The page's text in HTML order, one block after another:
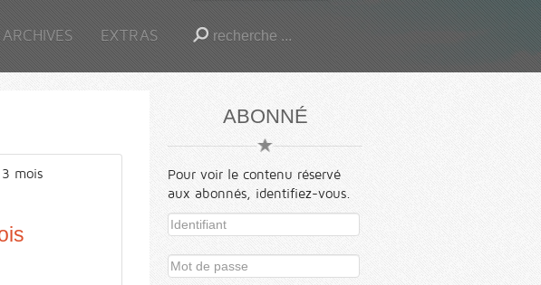
ARCHIVES EXTRAS
ABONNÉ
Pour voir le contenu réservé
aux abonnés, identifiez-vous.